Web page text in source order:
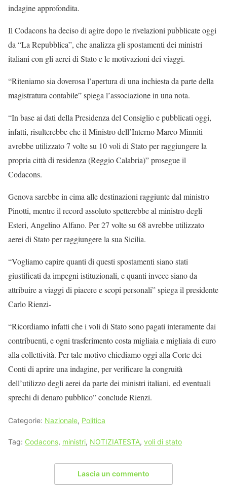
indagine approfondita.
Il Codacons ha deciso di agire dopo le rivelazioni pubblicate oggi
da “La Repubblica”, che analizza gli spostamenti dei ministri
italiani con gli aerei di Stato e le motivazioni dei viaggi.
“Riteniamo sia doverosa l’apertura di una inchiesta da parte della
magistratura contabile” spiega l’associazione in una nota.
“In base ai dati della Presidenza del Consiglio e pubblicati oggi,
infatti, risulterebbe che il Ministro dell’Interno Marco Minniti
avrebbe utilizzato 7 volte su 10 voli di Stato per raggiungere la
propria città di residenza (Reggio Calabria)” prosegue il
Codacons.
Genova sarebbe in cima alle destinazioni raggiunte dal ministro
Pinotti, mentre il record assoluto spetterebbe al ministro degli
Esteri, Angelino Alfano. Per 27 volte su 68 avrebbe utilizzato
aerei di Stato per raggiungere la sua Sicilia.
“Vogliamo capire quanti di questi spostamenti siano stati
giustificati da impegni istituzionali, e quanti invece siano da
attribuire a viaggi di piacere e scopi personali” spiega il presidente
Carlo Rienzi-
“Ricordiamo infatti che i voli di Stato sono pagati interamente dai
contribuenti, e ogni trasferimento costa migliaia e migliaia di euro
alla collettività. Per tale motivo chiediamo oggi alla Corte dei
Conti di aprire una indagine, per verificare la congruità
dell’utilizzo degli aerei da parte dei ministri italiani, ed eventuali
sprechi di denaro pubblico” conclude Rienzi.
Categorie: Nazionale, Politica
Tag: Codacons, ministri, NOTIZIATESTA, voli di stato
Lascia un commento